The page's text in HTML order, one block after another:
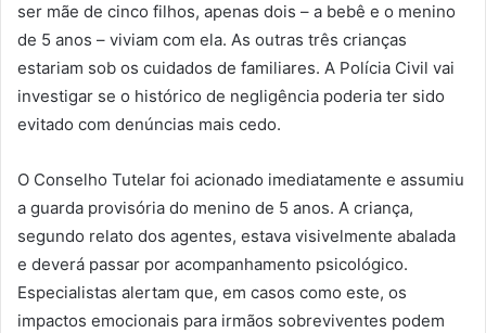
ser mãe de cinco filhos, apenas dois – a bebê e o menino
de 5 anos – viviam com ela. As outras três crianças
estariam sob os cuidados de familiares. A Polícia Civil vai
investigar se o histórico de negligência poderia ter sido
evitado com denúncias mais cedo.
O Conselho Tutelar foi acionado imediatamente e assumiu
a guarda provisória do menino de 5 anos. A criança,
segundo relato dos agentes, estava visivelmente abalada
e deverá passar por acompanhamento psicológico.
Especialistas alertam que, em casos como este, os
impactos emocionais para irmãos sobreviventes podem